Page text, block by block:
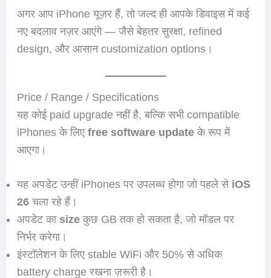
अगर आप iPhone यूज़र हैं, तो जल्द ही आपके डिवाइस में कई
नए बदलाव नज़र आएंगे — जैसे बेहतर सुरक्षा, refined
design, और आसान customization options।
Price / Range / Specifications
यह कोई paid upgrade नहीं है, बल्कि सभी compatible
iPhones के लिए free software updateके रूप में
आएगा।
यह अपडेट उन्हीं iPhones पर उपलब्ध होगा जो पहले से iOS
26चला रहे हैं।
अपडेट का sizeकुछ GB तक हो सकता है, जो मॉडल पर
निर्भर करेगा।
इंस्टॉलेशन के लिए stable WiFi और 50% से अधिक
battery charge रखना ज़रूरी है।